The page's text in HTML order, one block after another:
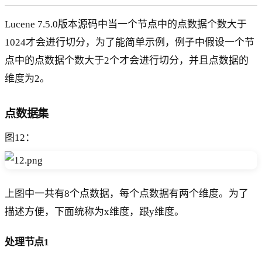
Lucene 7.5.0版本源码中当一个节点中的点数据个数大于
1024才会进行切分，为了能简单示例，例子中假设一个节
点中的点数据个数大于2个才会进行切分，并且点数据的
维度为2。
点数据集
图12：
上图中一共有8个点数据，每个点数据有两个维度。为了
描述方便，下面统称为x维度，跟y维度。
处理节点1